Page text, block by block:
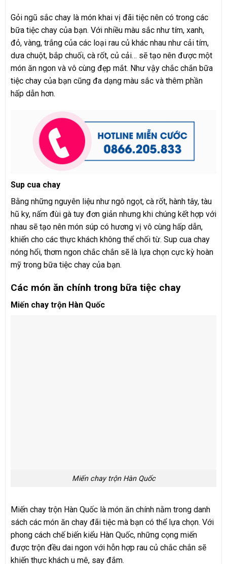
Gỏi ngũ sắc chay là món khai vị đãi tiệc nên có trong các
bữa tiệc chay của bạn. Với nhiều màu sắc như tím, xanh,
đỏ, vàng, trắng của các loại rau củ khác nhau như cải tím,
dưa chuột, bắp chuối, cà rốt, củ cải… sẽ tạo nên được một
món ăn ngon và vô cùng đẹp mắt. Như vậy chắc chắn bữa
tiệc chay của bạn cũng đa dạng màu sắc và thêm phần
hấp dẫn hơn.
Sup cua chay
Bằng những nguyên liệu như ngô ngọt, cà rốt, hành tây, tàu
hũ ky, nấm đùi gà tuy đơn giản nhưng khi chúng kết hợp với
nhau sẽ tạo nên món súp có hương vị vô cùng hấp dẫn,
khiến cho các thực khách không thể chối từ. Sup cua chay
nóng hổi, thơm ngon chắc chắn sẽ là lựa chọn cực kỳ hoàn
mỹ trong bữa tiệc chay của bạn.
Các món ăn chính trong bữa tiệc chay
Miến chay trộn Hàn Quốc
Miến chay trộn Hàn Quốc
Miến chay trộn Hàn Quốc là món ăn chính nằm trong danh
sách các món ăn chay đãi tiệc mà bạn có thể lựa chọn. Với
phong cách chế biến kiểu Hàn Quốc, những cọng miến
được trộn đều dai ngon với hỗn hợp rau củ chắc chắn sẽ
khiến thực khách u mê, say đắm.